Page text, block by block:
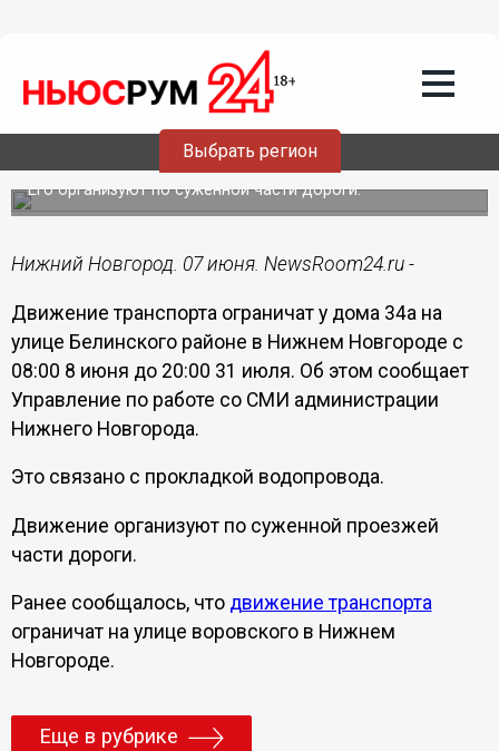
Выбрать регион
07.06.201612:17
Движение транспорта ограничат на
улице Белинского с 8 июня
Его организуют по суженной части дороги.
Нижний Новгород. 07 июня. NewsRoom24.ru -
Движение транспорта ограничат у дома 34а на
улице Белинского районе в Нижнем Новгороде с
08:00 8 июня до 20:00 31 июля. Об этом сообщает
Управление по работе со СМИ администрации
Нижнего Новгорода.
Это связано с прокладкой водопровода.
Движение организуют по суженной проезжей
части дороги.
Ранее сообщалось, что движение транспорта
ограничат на улице воровского в Нижнем
Новгороде.
Еще в рубрике